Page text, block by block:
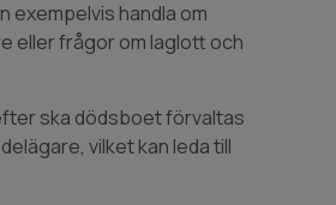
exempelvis handla om
eller frågor om laglott och
ska dödsboet förvaltas
vilket kan leda till